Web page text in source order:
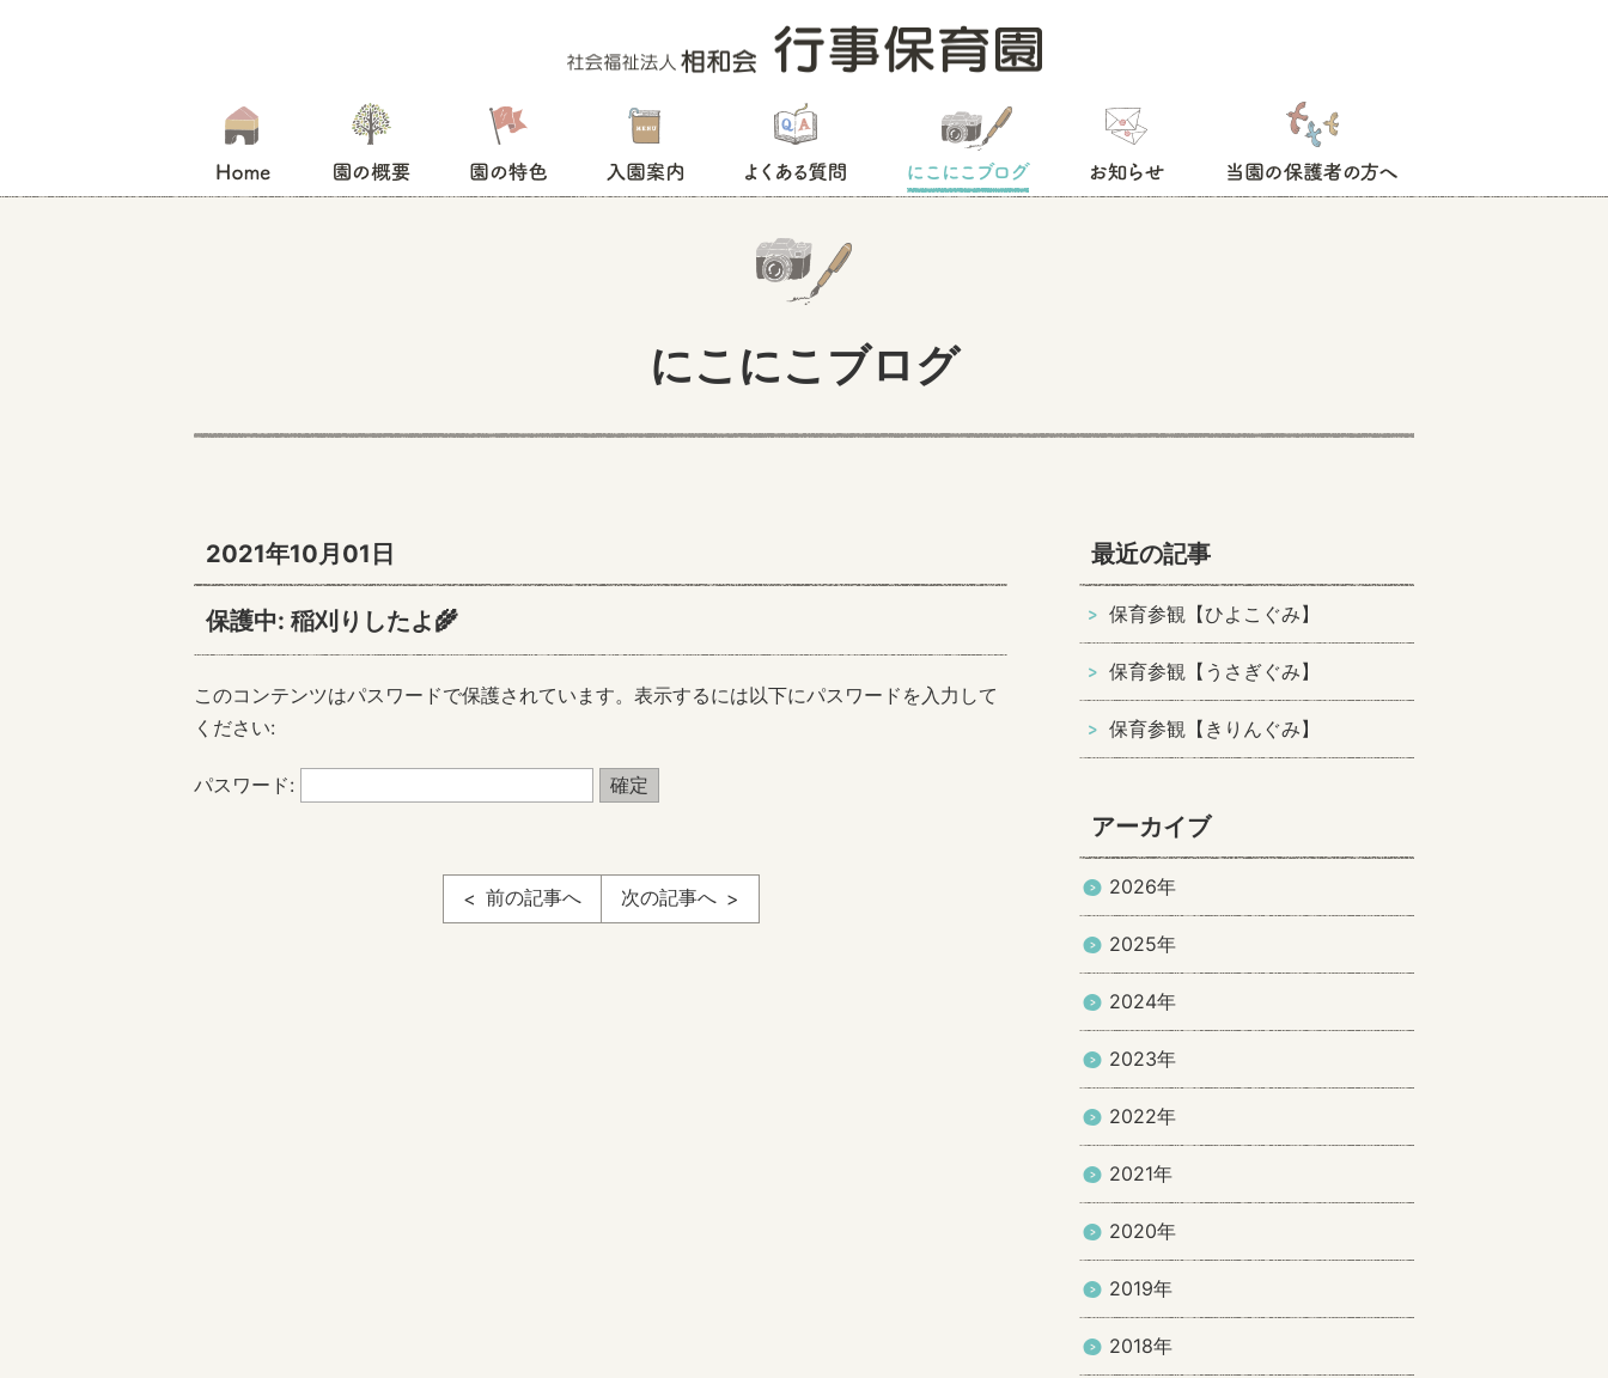
にこにこブログ
2021年10月01日
保護中: 稲刈りしたよ🌾
このコンテンツはパスワードで保護されています。表示するには以下にパスワードを入力して
ください:
パスワード:
前の記事へ 次の記事へ
最近の記事
保育参観【ひよこぐみ】
保育参観【うさぎぐみ】
保育参観【きりんぐみ】
アーカイブ
2026年
2025年
2024年
2023年
2022年
2021年
2020年
2019年
2018年